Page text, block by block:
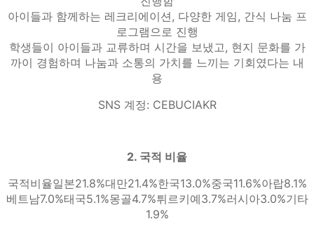
아이들과 함께하는 레크리에이션, 다양한 게임, 간식 나눔 프
로그램으로 진행
학생들이 아이들과 교류하며 시간을 보냈고, 현지 문화를 가
까이 경험하며 나눔과 소통의 가치를 느끼는 기회였다는 내
용
SNS 계정: CEBUCIAKR
2. 국적 비율
국적비율일본21.8%대만21.4%한국13.0%중국11.6%아랍8.1%
베트남7.0%태국5.1%몽골4.7%튀르키예3.7%러시아3.0%기타
1.9%